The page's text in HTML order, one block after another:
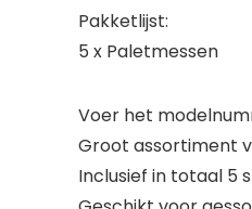
Pakketlijst:
5 x Paletmessen
Voer het
Groot assortiment
Inclusief in totaal 5